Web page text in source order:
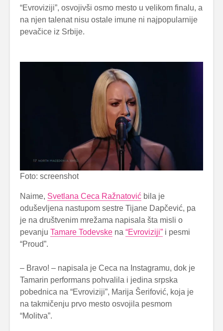
“Evroviziji”, osvojivši osmo mesto u velikom finalu, a
na njen talenat nisu ostale imune ni najpopularnije
pevačice iz Srbije.
Foto: screenshot
Naime, Svetlana Ceca Ražnatović bila je
oduševljena nastupom sestre Tijane Dapčević, pa
je na društvenim mrežama napisala šta misli o
pevanju Tamare Todevske na “Evroviziji” i pesmi
“Proud”.
– Bravo! – napisala je Ceca na Instagramu, dok je
Tamarin performans pohvalila i jedina srpska
pobednica na “Evroviziji”, Marija Šerifović, koja je
na takmičenju prvo mesto osvojila pesmom
“Molitva”.